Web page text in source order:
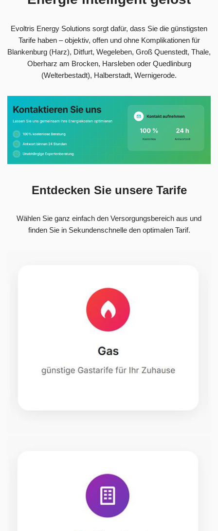
Evoltris Energy Solutions sorgt dafür, dass Sie die günstigsten
Tarife haben – objektiv, offen und ohne Komplikationen für
Blankenburg (Harz), Ditfurt, Wegeleben, Groß Quenstedt, Thale,
Oberharz am Brocken, Harsleben oder Quedlinburg
(Welterbestadt), Halberstadt, Wernigerode.
Entdecken Sie unsere Tarife
Wählen Sie ganz einfach den Versorgungsbereich aus und
finden Sie in Sekundenschnelle den optimalen Tarif.